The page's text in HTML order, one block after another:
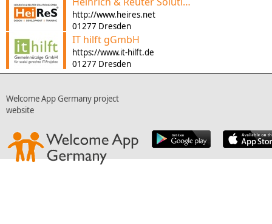
http://www.heires.net
01277 Dresden
IT hilft gGmbH
https://www.it-hilft.de
01277 Dresden
Welcome App Germany project
website